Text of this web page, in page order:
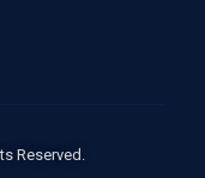
Reserved.